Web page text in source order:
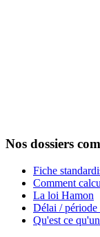
Nos dossiers
Fiche
Comment
La loi Hamon
Délai / période
Qu'est ce